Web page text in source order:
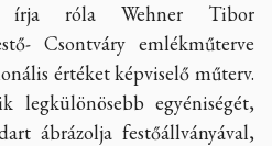
írja róla Wehner Tibor
Csontváry emlékműterve
értéket képviselő műterv.
legkülönösebb egyéniségét,
ábrázolja festőállványával,